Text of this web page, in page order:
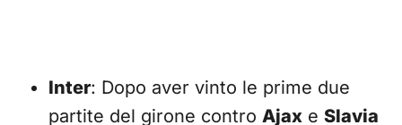
Inter: Dopo aver vinto le prime due
partite del girone contro Ajax e Slavia